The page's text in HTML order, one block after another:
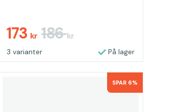
173 kr 186kr
3 varianter På lager
SPAR 6%